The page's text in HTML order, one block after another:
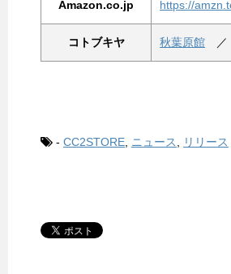
Amazon.co.jp https://
コトブキヤ 秋葉原館
- CC2STORE ニュース リリース